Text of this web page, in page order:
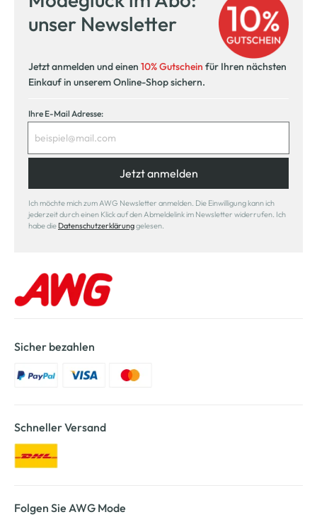
unser Newsletter
Jetzt anmelden und einen 10% Gutschein für Ihren nächsten
Einkauf in unserem Online-Shop sichern.
Ihre E-Mail Adresse:
Jetzt anmelden
Ich möchte mich zum AWG Newsletter anmelden. Die Einwilligung kann ich
jederzeit durch einen Klick auf den Abmeldelink im Newsletter widerrufen. Ich
habe die Datenschutzerklärunggelesen.
Sicher bezahlen
Schneller Versand
Folgen Sie AWG Mode